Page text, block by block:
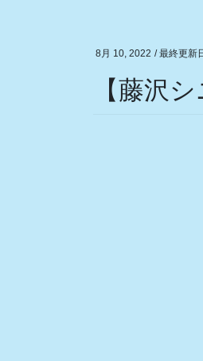
8月 10, 2022 / 最終更新
【藤沢